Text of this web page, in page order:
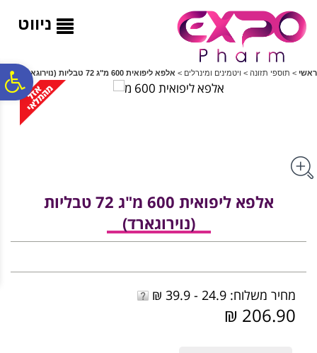
ניווט
ראשי > תוספי תזונה > ויטמינים ומינרלים > אלפא ליפואית 600 מ"ג 72 טבליות (נוירוגארד)
אלפא ליפואית 600 מ"ג 72 טבליות
(נוירוגארד)
מחיר משלוח: 24.9 - 39.9 ₪
206.90 ₪